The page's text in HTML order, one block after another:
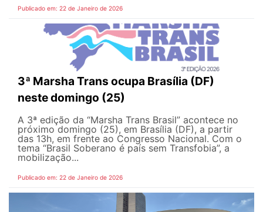
Publicado em: 22 de Janeiro de 2026
3ª Marsha Trans ocupa Brasília (DF)
neste domingo (25)
A 3ª edição da “Marsha Trans Brasil” acontece no
próximo domingo (25), em Brasília (DF), a partir
das 13h, em frente ao Congresso Nacional. Com o
tema “Brasil Soberano é país sem Transfobia”, a
mobilização...
Publicado em: 22 de Janeiro de 2026